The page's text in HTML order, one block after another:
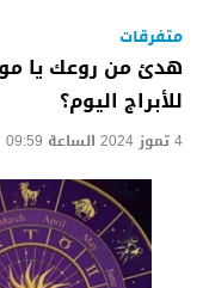
متفرقات
هدئ من روعك يا
للأبراج اليوم؟
4 تموز 2024 الساعة 09:59